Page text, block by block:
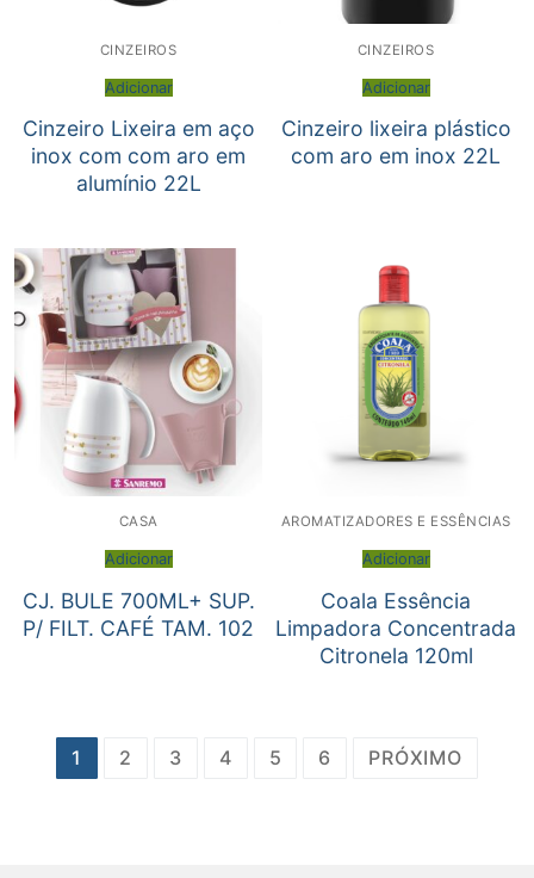
CINZEIROS
Adicionar
Cinzeiro Lixeira em aço
inox com com aro em
alumínio 22L
CINZEIROS
Adicionar
Cinzeiro lixeira plástico
com aro em inox 22L
CASA
Adicionar
CJ. BULE 700ML+ SUP.
P/ FILT. CAFÉ TAM. 102
AROMATIZADORES E ESSÊNCIAS
Adicionar
Coala Essência
Limpadora Concentrada
Citronela 120ml
Paginação
1 2 3 4 5 6 PRÓXIMO